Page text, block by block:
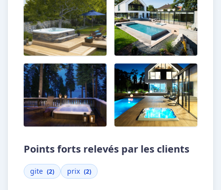
Points forts relevés par les clients
gite (2) prix (2)